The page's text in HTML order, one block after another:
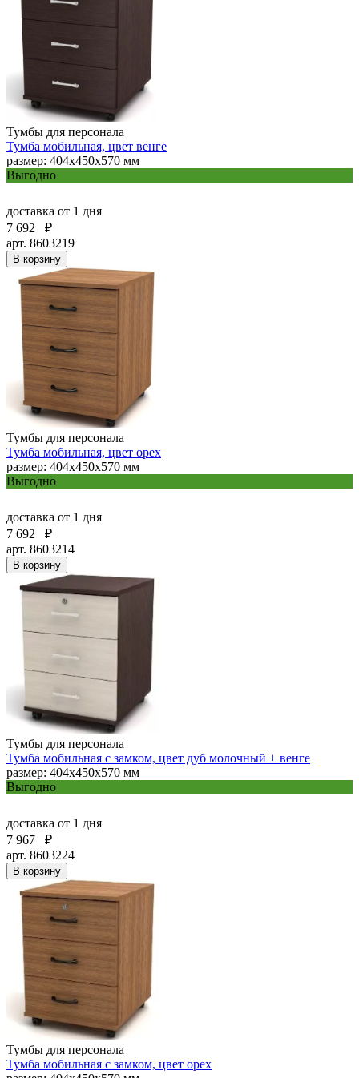
Тумбы для персонала
Тумба мобильная, цвет венге
размер: 404х450х570 мм
Выгодно
доставка от 1 дня
7 692
₽
арт. 8603219
В корзину
Тумбы для персонала
Тумба мобильная, цвет орех
размер: 404х450х570 мм
Выгодно
доставка от 1 дня
7 692
₽
арт. 8603214
В корзину
Тумбы для персонала
Тумба мобильная с замком, цвет дуб молочный + венге
размер: 404х450х570 мм
Выгодно
доставка от 1 дня
7 967
₽
арт. 8603224
В корзину
Тумбы для персонала
Тумба мобильная с замком, цвет орех